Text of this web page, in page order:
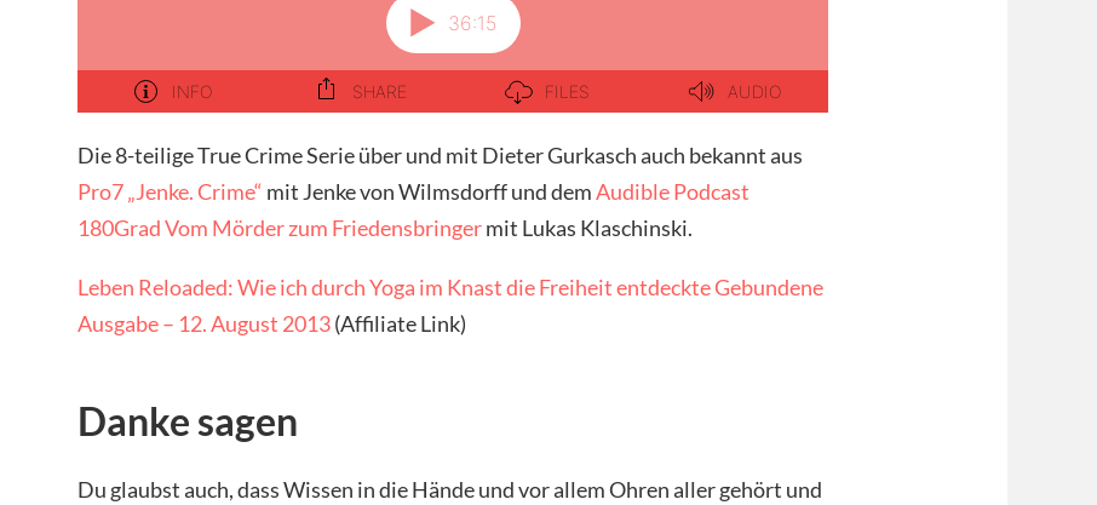
Die 8-teilige True Crime Serie über und mit Dieter Gurkasch auch bekannt aus
Pro7 „Jenke. Crime“ mit Jenke von Wilmsdorff und demAudible Podcast
180Grad Vom Mörder zum Friedensbringermit Lukas Klaschinski.
Leben Reloaded: Wie ich durch Yoga im Knast die Freiheit entdeckte Gebundene
Ausgabe – 12. August 2013(Affiliate Link)
Danke sagen
Du glaubst auch, dass Wissen in die Hände und vor allem Ohren aller gehört und